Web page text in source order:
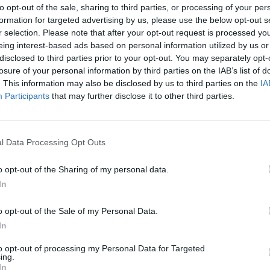
opt-out of the sale, sharing to third parties, or processing of your
for targeted advertising by us, please use the below opt-out
selection. Please note that after your opt-out request is processed
interest-based ads based on personal information utilized by us
to third parties prior to your opt-out. You may separately
of your personal information by third parties on the IAB’s list of
This information may also be disclosed by us to third parties on the
Participants that may further disclose it to other third parties.
Data Processing Opt Outs
opt-out of the Sharing of my personal data.
opt-out of the Sale of my Personal Data.
opt-out of processing my Personal Data for Targeted
v letech 1923 až 1924 zakoupila radnice předloni
městská část zažádala ministerstvo kultury o zařazení
Druhá část dvojvily paří potomkům malíře Josefa